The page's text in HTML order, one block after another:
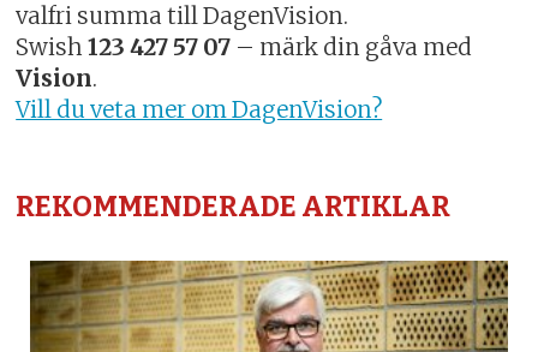
valfri summa till DagenVision.
Swish123 427 57 07 – märk din gåva med
Vision.
Vill du veta mer om DagenVision?
REKOMMENDERADE ARTIKLAR